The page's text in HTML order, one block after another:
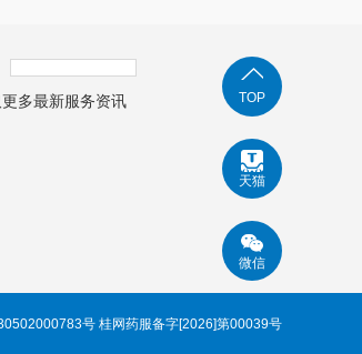
多最新服务资讯 TOP
天猫
微信
号 桂网药服备字[2026]第00039号